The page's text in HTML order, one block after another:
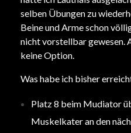
selben Übungen zu
Beine und Arme schon
nicht vorstellbar gewesen.
keine Option.
Was habe ich bisher
Platz 8 beim Mudiator
Muskelkater an den